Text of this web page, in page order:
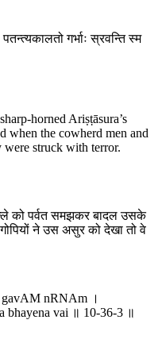
गर्भाः स्रवन्ति स्म
horned Ariṣṭāsura’s
when the cowherd men and
were struck with terror.
को पर्वत समझकर बादल उसके
ने उस असुर को देखा तो वे
gavAM nRNAm ।
bhayena vai ॥ 10-36-3 ॥